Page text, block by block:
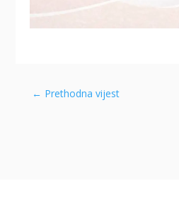
← Prethodna vijest